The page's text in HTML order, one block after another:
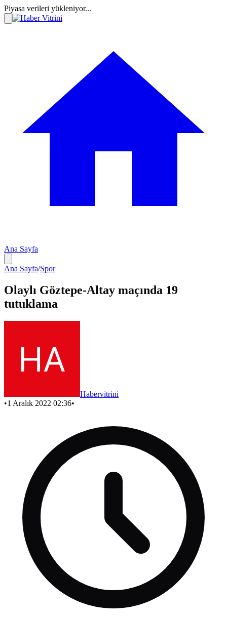
Piyasa verileri yükleniyor...
Ana Sayfa
Ana Sayfa/Spor
Olaylı Göztepe-Altay maçında 19
tutuklama
Habervitrini
•1 Aralık 2022 02:36•